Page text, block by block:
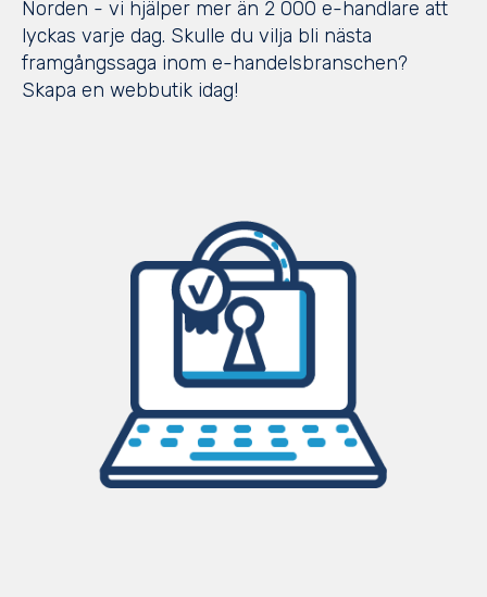
Norden - vi hjälper mer än 2 000 e-handlare att
lyckas varje dag. Skulle du vilja bli nästa
framgångssaga inom e-handelsbranschen?
Skapa en webbutik idag!